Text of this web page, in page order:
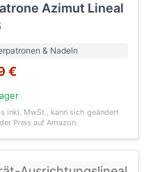
Azimut Lineal
& Nadeln
€
inkl. MwSt., kann sich geändert
Preis auf Amazon.